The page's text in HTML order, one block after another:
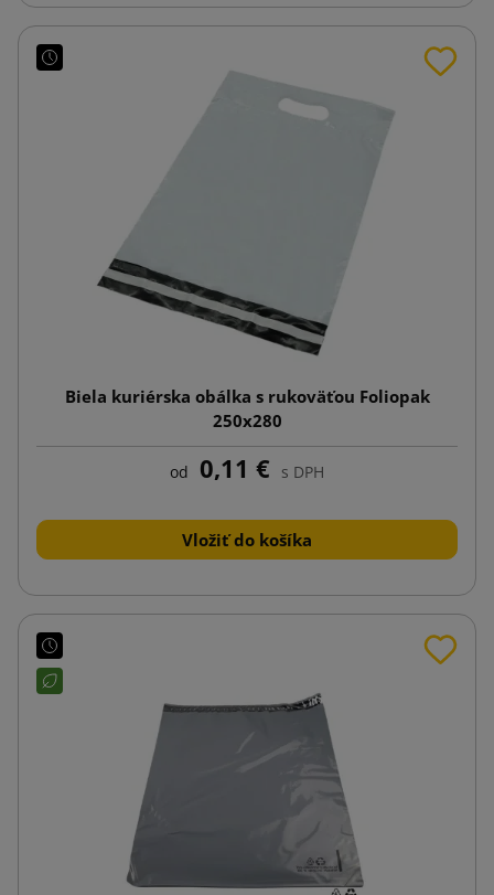
Biela kuriérska obálka s rukoväťou Foliopak
250x280
od 0,11 € s DPH
Vložiť do košíka